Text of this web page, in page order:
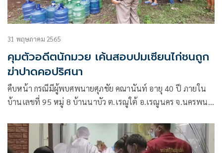
31 พฤษภาคม 2565
คุมตัวอดีตนักมวย เค้นสอบปมเซียนไก่ชนถูก
ฆ่าปาดคอปริศนา
คืบหน้า กรณีมีผู้พบศพนายศุภชัย คณานันท์ อายุ 40 ปี ภายใน
บ้านเลขที่ 95 หมู่ 8 บ้านนาบัว ต.เรณูใต้ อ.เรณูนคร จ.นครพนม
โดยจากการชันสูตรพลิกศพพบบาดแผลถูกโดนเฉือนด้วยของมี
คมบริเวณลำคอ 1 แผล และกลางอกอีก 1 แผล มือข้างซ้ายของผู้